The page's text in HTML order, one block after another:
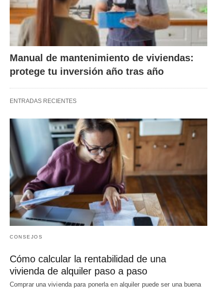
Manual de mantenimiento de viviendas:
protege tu inversión año tras año
ENTRADAS RECIENTES
CONSEJOS
Cómo calcular la rentabilidad de una
vivienda de alquiler paso a paso
Comprar una vivienda para ponerla en alquiler puede ser una buena